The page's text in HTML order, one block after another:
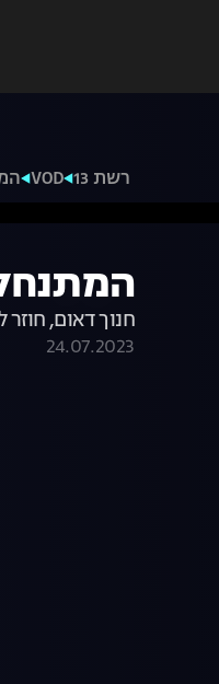
רשת 13 VOD
המתנחל, עונה 2,
חנוך דאום,
24.07.2023